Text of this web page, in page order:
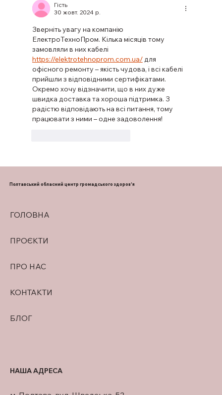
Гість
30 жовт. 2024 р.
Зверніть увагу на компанію
ЕлектроТехноПром. Кілька місяців тому
замовляли в них кабелі
https://elektrotehnoprom.com.ua/ для
офісного ремонту – якість чудова, і всі кабелі
прийшли з відповідними сертифікатами.
Окремо хочу відзначити, що в них дуже
швидка доставка та хороша підтримка. З
радістю відповідають на всі питання, тому
працювати з ними – одне задоволення!
ГОЛОВНА
ПРОЄКТИ
ПРО НАС
КОНТАКТИ
БЛОГ
Полтавський обласний центр громадського здоров'я
НАША АДРЕСА